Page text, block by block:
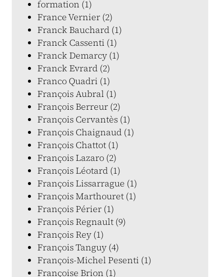
formation (1)
France Vernier (2)
Franck Bauchard (1)
Franck Cassenti (1)
Franck Demarcy (1)
Franck Evrard (2)
Franco Quadri (1)
François Aubral (1)
François Berreur (2)
François Cervantès (1)
François Chaignaud (1)
François Chattot (1)
François Lazaro (2)
François Léotard (1)
François Lissarrague (1)
François Marthouret (1)
François Périer (1)
François Regnault (9)
François Rey (1)
François Tanguy (4)
François-Michel Pesenti (1)
Françoise Brion (1)